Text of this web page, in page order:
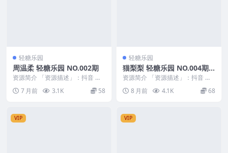
轻糖乐园
周温柔 轻糖乐园 NO.002期
资源简介 「资源描述」：抖音 周
温柔 轻糖乐园 NO.002期 【41P】
「资...7 月前 3.1K 58
轻糖乐园
猫梨梨 轻糖乐园 NO.004期
最新至：2025.11.20
资源简介 「资源描述」：抖音 猫
梨梨 轻糖乐园 NO.004期 【32P】
最新至...
8 月前 4.1K 68
VIP VIP